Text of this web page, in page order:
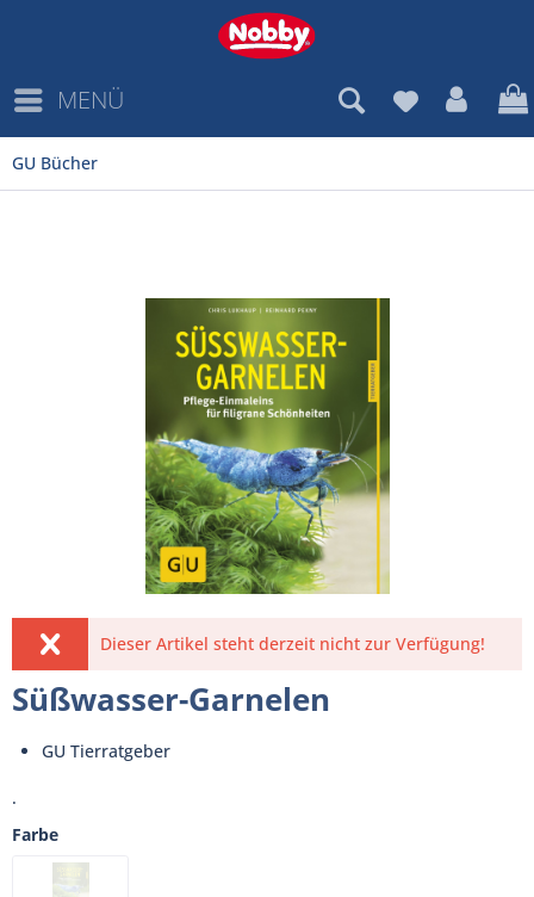
MENÜ
GU Bücher
Dieser Artikel steht derzeit nicht zur Verfügung!
Süßwasser-Garnelen
GU Tierratgeber
.
Farbe